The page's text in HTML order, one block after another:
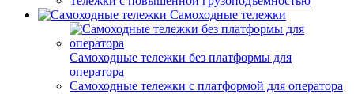
Самоходные тележки
Самоходные тележки без платформы для
оператора
Самоходные тележки с платформой для оператора